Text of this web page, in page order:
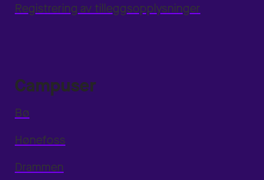
Registrering av tilleggsopplysninger
Campuser
Bø
Hønefoss
Drammen